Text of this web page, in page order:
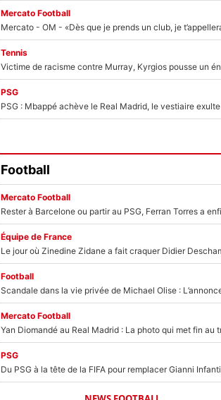
Mercato Football
Tennis
PSG
PSG : Mbappé achève le Real Madrid, le vestiaire exulte
Football
Mercato Football
Équipe de France
Football
Mercato Football
PSG